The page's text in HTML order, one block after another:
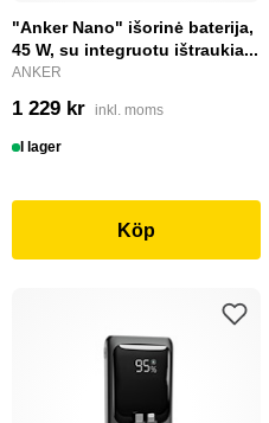
"Anker Nano" išorinė baterija,
45 W, su integruotu ištraukia...
ANKER
1 229 kr inkl. moms
I lager
Köp